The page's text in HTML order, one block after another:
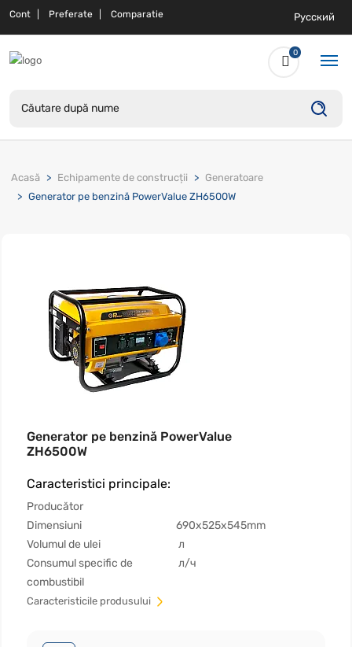
Cont Preferate Comparatie Русский
0
Acasă Echipamente de construcții
Generatoare
Generator pe benzină PowerValue ZH6500W
Generator pe benzină PowerValue
ZH6500W
Caracteristici principale:
Producător
Dimensiuni
690x525x545mm
Volumul de ulei
л
Consumul specific de
combustibil
л/ч
Сaracteristicile produsului